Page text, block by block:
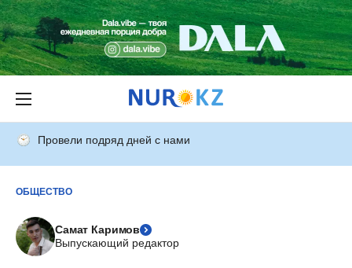
Провели подряд дней с нами
ОБЩЕСТВО
Самат Каримов
Выпускающий редактор